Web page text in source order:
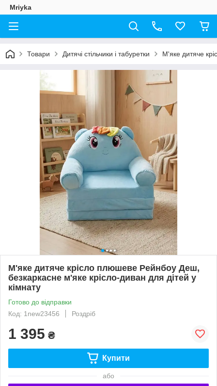
Mriyka
Товари Дитячі стільчики і табуретки М'яке дитяче
М'яке дитяче крісло плюшеве Рейнбоу Деш,
безкаркасне м'яке крісло-диван для дітей у
кімнату
Готово до відправки
Код: 1new23456
Роздріб
1 395 ₴
Купити
або